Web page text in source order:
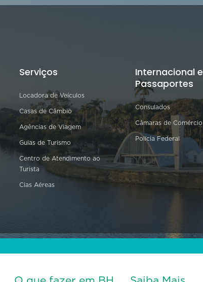
Serviços
Locadora de Veículos
Casas de Câmbio
Agências de Viagem
Guias de Turismo
Centro de Atendimento ao
Turista
Cias Aéreas
Internacional e
Passaportes
Consulados
Câmaras de Comércio
Polícia Federal